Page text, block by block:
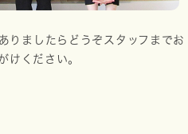
りましたらどうぞスタッフまでお
けください。